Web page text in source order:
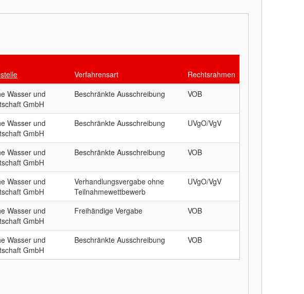
Verfahrensart
Rechtsrahmen
Wasser und
GmbH
Beschränkte Ausschreibung VOB
Wasser und
GmbH
Beschränkte Ausschreibung UVgO/VgV
Wasser und
GmbH
Beschränkte Ausschreibung VOB
Wasser und
GmbH
Verhandlungsvergabe ohne
Teilnahmewettbewerb
UVgO/VgV
Wasser und
GmbH
Freihändige Vergabe VOB
Wasser und
GmbH
Beschränkte Ausschreibung VOB